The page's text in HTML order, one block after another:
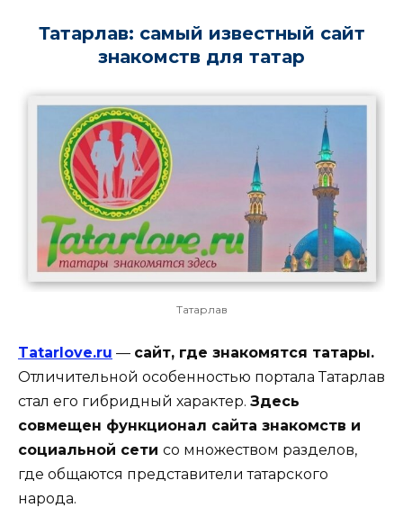
Татарлав: самый известный сайт
знакомств для татар
Татарлав
Tatarlove.ru — сайт, где знакомятся татары.
Отличительной особенностью портала Татарлав
стал его гибридный характер. Здесь
совмещен функционал сайта знакомств и
социальной сети со множеством разделов,
где общаются представители татарского
народа.